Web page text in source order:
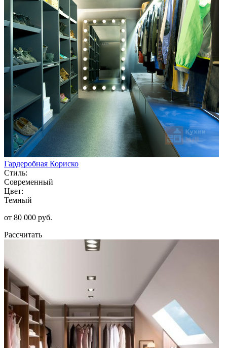
Гардеробная Кориско
Стиль:
Современный
Цвет:
Темный
от 80 000 руб.
Рассчитать